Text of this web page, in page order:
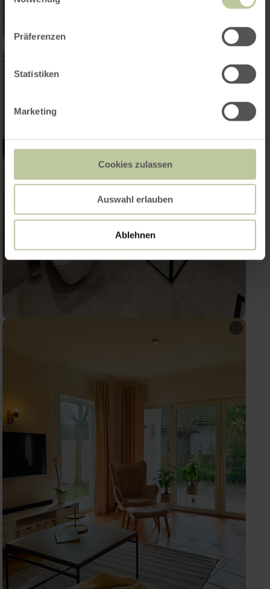
Präferenzen
Statistiken
Marketing
Cookies zulassen
Auswahl erlauben
Ablehnen